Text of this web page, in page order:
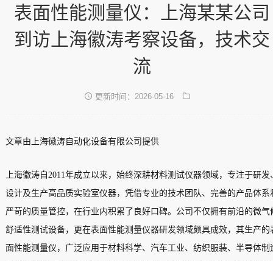
表面性能测量仪：上海某某公司
到访上海徽涛考察设备，技术交
流
更新时间：2026-05-16
文章由上海徽涛自动化设备有限公司提供
上海徽涛自2011年成立以来，始终深耕材料测试仪器领域，专注于研发
设计及生产高品质实验室仪器，凭借专业的技术团队、完善的产品体系
严苛的质量管控，在行业内积累了良好口碑。公司不仅拥有前沿的微气
舒适性测试设备，更在表面性能测量仪器研发领域颇具成效，其生产的
面性能测量仪，广泛应用于材料科学、汽车工业、纺织服装、半导体制